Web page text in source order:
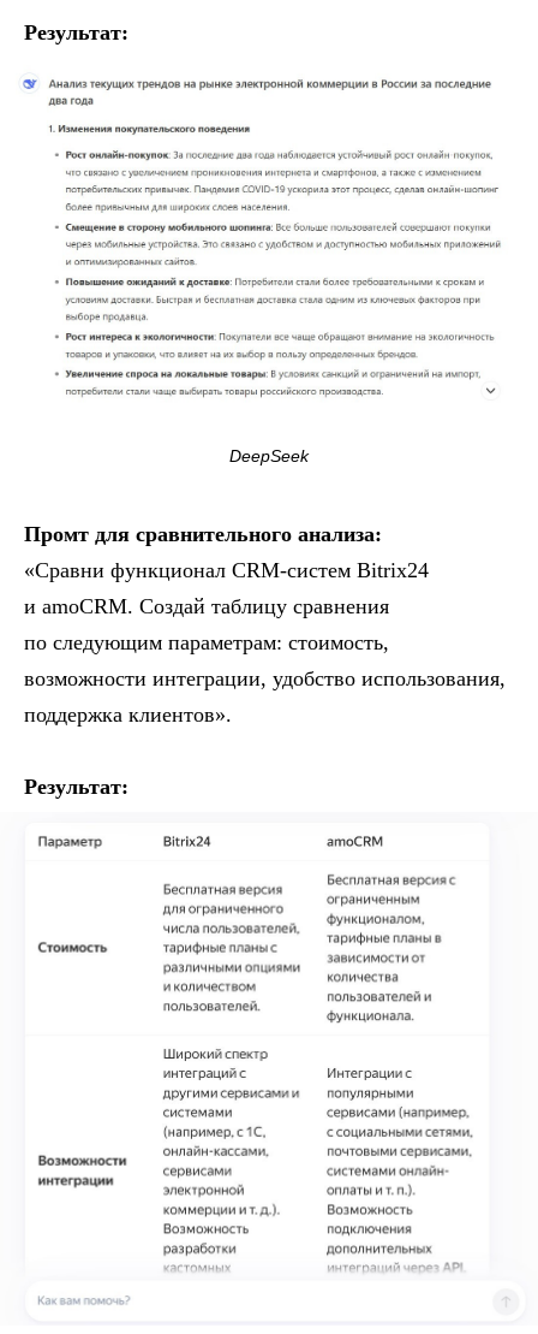
Результат:
DeepSeek
Промт для сравнительного анализа:
«Сравни функционал CRM-систем Bitrix24
и amoCRM. Создай таблицу сравнения
по следующим параметрам: стоимость,
возможности интеграции, удобство использования,
поддержка клиентов».
Результат: